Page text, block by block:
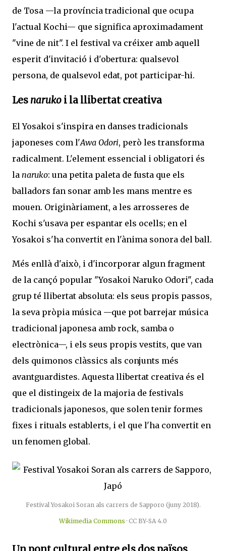
de Tosa —la província tradicional que ocupa
l'actual Kochi— que significa aproximadament
"vine de nit". I el festival va créixer amb aquell
esperit d'invitació i d'obertura: qualsevol
persona, de qualsevol edat, pot participar-hi.
Les naruko i la llibertat creativa
El Yosakoi s'inspira en danses tradicionals
japoneses com l'Awa Odori, però les transforma
radicalment. L'element essencial i obligatori és
la naruko: una petita paleta de fusta que els
balladors fan sonar amb les mans mentre es
mouen. Originàriament, a les arrosseres de
Kochi s'usava per espantar els ocells; en el
Yosakoi s'ha convertit en l'ànima sonora del ball.
Més enllà d'això, i d'incorporar algun fragment
de la cançó popular "Yosakoi Naruko Odori", cada
grup té llibertat absoluta: els seus propis passos,
la seva pròpia música —que pot barrejar música
tradicional japonesa amb rock, samba o
electrònica—, i els seus propis vestits, que van
dels quimonos clàssics als conjunts més
avantguardistes. Aquesta llibertat creativa és el
que el distingeix de la majoria de festivals
tradicionals japonesos, que solen tenir formes
fixes i rituals establerts, i el que l'ha convertit en
un fenomen global.
Festival Yosakoi Soran als carrers de Sapporo (juny 2018).
Wikimedia Commons · CC BY-SA 4.0